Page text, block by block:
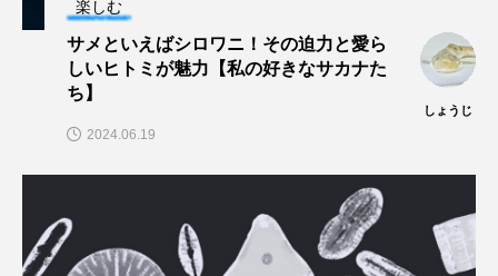
藻類 見分け方 観察 調査
調理
近畿大学
郷土料理 釣り 鑑賞魚
楽しむ
サメといえばシロワニ！その迫力と愛ら
しいヒトミが魅力【私の好きなサカナた
ち】
しょうじ
2024.06.19